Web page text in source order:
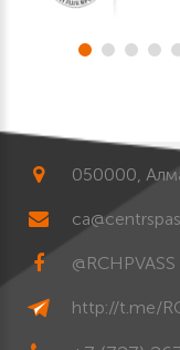
050000,
@RCHPVASS
http://t.me/